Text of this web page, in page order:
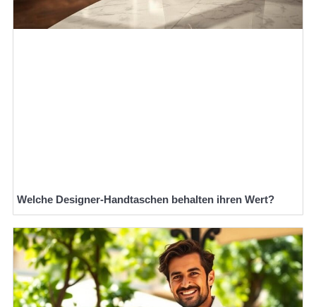
Welche Designer-Handtaschen behalten ihren Wert?